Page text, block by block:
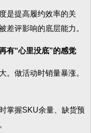
提高履约效率的关
差评影响的底层能力。
“心里没底”的感觉
做活动时销量暴涨。
握SKU余量、缺货预